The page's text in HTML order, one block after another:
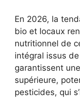
En 2026, la
bio et locaux
nutritionnel de
intégral issus
garantissent
supérieure,
pesticides, qui